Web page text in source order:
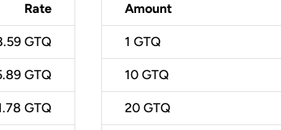
Rate
GTQ
GTQ
GTQ
Amount
1 GTQ
10 GTQ
20 GTQ